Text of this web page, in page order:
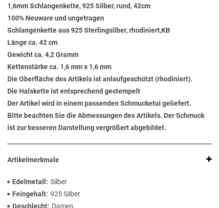
1,6mm Schlangenkette, 925 Silber, rund, 42cm
100% Neuware und ungetragen
Schlangenkette aus 925 Sterlingsilber, rhodiniert,KB
Länge ca. 42 cm
Gewicht ca. 4,2 Gramm
Kettenstärke ca. 1,6 mm x 1,6 mm
Die Oberfläche des Artikels ist anlaufgeschützt (rhodiniert).
Die Halskette ist entsprechend gestempelt
Der Artikel wird in einem passenden Schmucketui geliefert.
Bitte beachten Sie die Abmessungen des Artikels. Der Schmuck
ist zur besseren Darstellung vergrößert abgebildet.
Artikelmerkmale
Edelmetall
Silber
Feingehalt 925 Silber
Geschlecht
Damen